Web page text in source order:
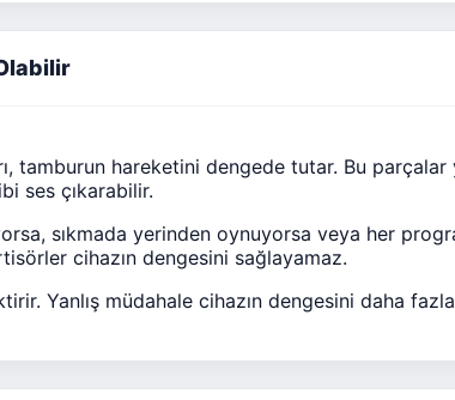
hareketini dengede tutar. Bu parçalar
ses çıkarabilir.
sıkmada yerinden oynuyorsa veya her
cihazın dengesini sağlayamaz.
Yanlış müdahale cihazın dengesini daha